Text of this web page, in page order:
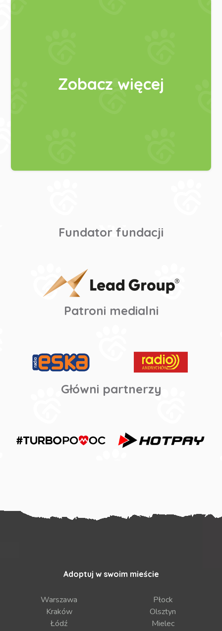
Zobacz więcej
Fundator fundacji
Patroni medialni
Główni partnerzy
Adoptuj w swoim mieście
Warszawa
Kraków
Łódź
Płock
Olsztyn
Mielec